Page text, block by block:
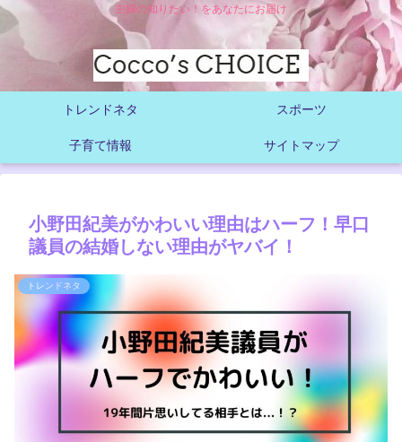
主婦の知りたい！をあなたにお届け
トレンドネタ スポーツ
子育て情報 サイトマップ
小野田紀美がかわいい理由はハーフ！早口
議員の結婚しない理由がヤバイ！
トレンドネタ